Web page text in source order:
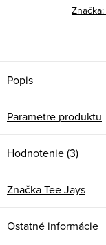
Značka:
Popis
Parametre produktu
Hodnotenie (3)
ZnačkaTee Jays
Ostatné informácie